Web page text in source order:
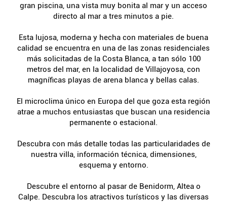
gran piscina, una vista muy bonita al mar y un acceso
directo al mar a tres minutos a pie.
Esta lujosa, moderna y hecha con materiales de buena
calidad se encuentra en una de las zonas residenciales
más solicitadas de la Costa Blanca, a tan sólo 100
metros del mar, en la localidad de Villajoyosa, con
magníficas playas de arena blanca y bellas calas.
El microclima único en Europa del que goza esta región
atrae a muchos entusiastas que buscan una residencia
permanente o estacional.
Descubra con más detalle todas las particularidades de
nuestra villa, información técnica, dimensiones,
esquema y entorno.
Descubre el entorno al pasar de Benidorm, Altea o
Calpe. Descubra los atractivos turísticos y las diversas